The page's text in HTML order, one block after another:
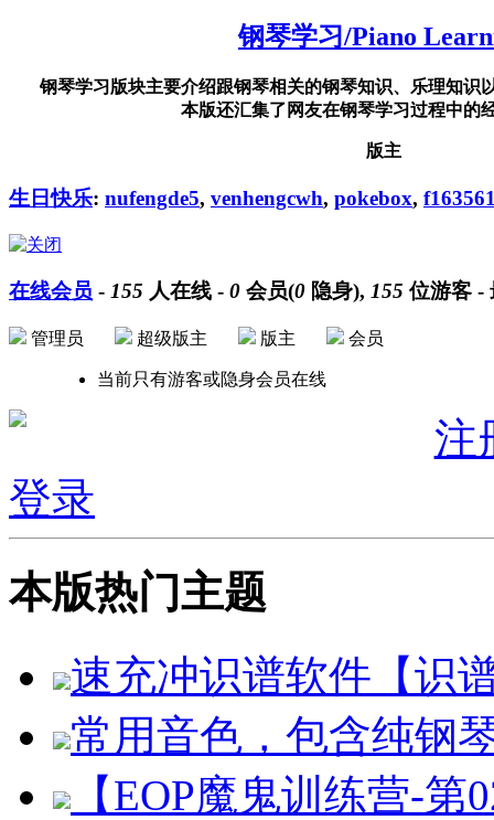
钢琴学习/Piano
钢琴学习版块主要介绍跟钢琴相关的钢琴知识、乐理知识
本版还汇集了网友在钢琴学习过程中的
版主
生日快乐: nufengde5, venhengcwh, pokebox,
在线会员 - 155 人在线 - 0 会员(0 隐身), 155 位游客 -
管理员 超级版主 版主 会员
当前只有游客或隐身会员在线
注
登录
本版热门主题
速充冲识谱软件【识
常用音色，包含纯钢
【EOP魔鬼训练营-第